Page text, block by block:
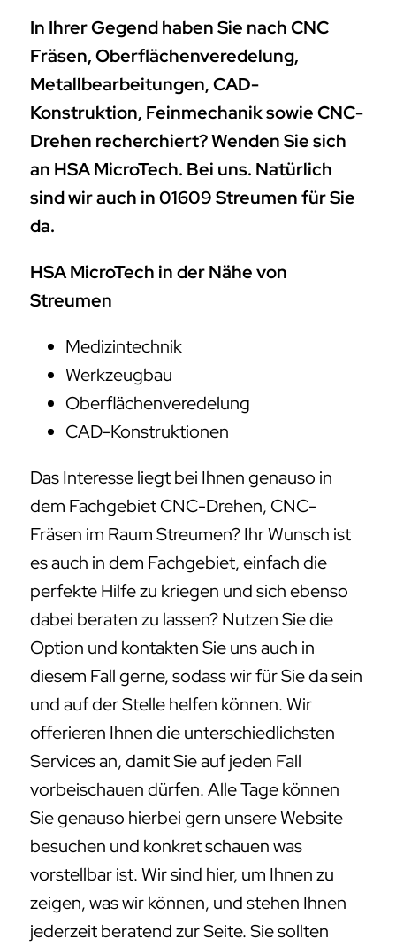
In Ihrer Gegend haben Sie nach CNC
Fräsen, Oberflächenveredelung,
Metallbearbeitungen, CAD-
Konstruktion, Feinmechanik sowie CNC-
Drehen recherchiert? Wenden Sie sich
an HSA MicroTech. Bei uns. Natürlich
sind wir auch in 01609 Streumen für Sie
da.
HSA MicroTech in der Nähe von
Streumen
Medizintechnik
Werkzeugbau
Oberflächenveredelung
CAD-Konstruktionen
Das Interesse liegt bei Ihnen genauso in
dem Fachgebiet CNC-Drehen, CNC-
Fräsen im Raum Streumen? Ihr Wunsch ist
es auch in dem Fachgebiet, einfach die
perfekte Hilfe zu kriegen und sich ebenso
dabei beraten zu lassen? Nutzen Sie die
Option und kontakten Sie uns auch in
diesem Fall gerne, sodass wir für Sie da sein
und auf der Stelle helfen können. Wir
offerieren Ihnen die unterschiedlichsten
Services an, damit Sie auf jeden Fall
vorbeischauen dürfen. Alle Tage können
Sie genauso hierbei gern unsere Website
besuchen und konkret schauen was
vorstellbar ist. Wir sind hier, um Ihnen zu
zeigen, was wir können, und stehen Ihnen
jederzeit beratend zur Seite. Sie sollten